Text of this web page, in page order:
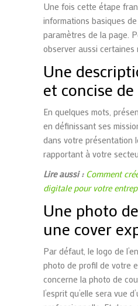
Une fois cette étape
informations basiques
paramètres de la page.
observer aussi certaines
Une
et concise
En quelques mots,
en définissant ses
dans votre présentation
rapportant à votre
Lire aussi : Comment
digitale pour votre
Une photo
une cover
Par défaut, le logo de
photo de profil de votre
concerne la photo de
l’esprit qu’elle sera vue